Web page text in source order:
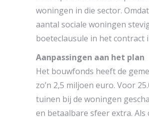
woningen in die sector.
aantal sociale woningen
boeteclausule in het
Aanpassingen aan het plan
Het bouwfonds heeft de
zo’n 2,5 miljoen euro. Voor
tuinen bij de woningen
en betaalbare sfeer extra.